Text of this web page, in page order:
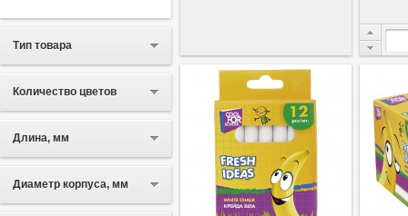
Тип товара
Количество цветов
Длина, мм
Диаметр корпуса, мм